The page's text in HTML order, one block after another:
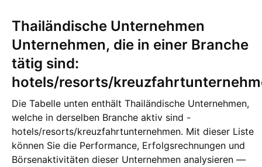
Thailändische Unternehmen
Unternehmen, die in einer Branche
tätig sind:
hotels/resorts/
Die Tabelle unten enthält Thailändische Unternehmen,
welche in derselben Branche aktiv sind -
hotels/resorts/kreuzfahrtunternehmen. Mit dieser Liste
können Sie die Performance, Erfolgsrechnungen und
Börsenaktivitäten dieser Unternehmen analysieren —